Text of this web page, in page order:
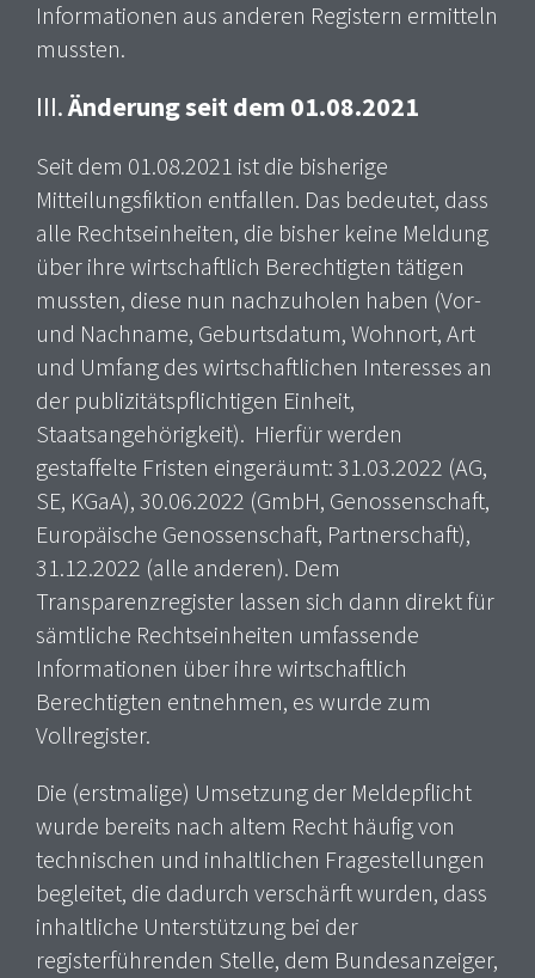
Informationen aus anderen Registern ermitteln
mussten.
III.Änderung seit dem 01.08.2021
Seit dem 01.08.2021 ist die bisherige
Mitteilungsfiktion entfallen. Das bedeutet, dass
alle Rechtseinheiten, die bisher keine Meldung
über ihre wirtschaftlich Berechtigten tätigen
mussten, diese nun nachzuholen haben (Vor-
und Nachname, Geburtsdatum, Wohnort, Art
und Umfang des wirtschaftlichen Interesses an
der publizitätspflichtigen Einheit,
Staatsangehörigkeit). Hierfür werden
gestaffelte Fristen eingeräumt: 31.03.2022 (AG,
SE, KGaA), 30.06.2022 (GmbH, Genossenschaft,
Europäische Genossenschaft, Partnerschaft),
31.12.2022 (alle anderen). Dem
Transparenzregister lassen sich dann direkt für
sämtliche Rechtseinheiten umfassende
Informationen über ihre wirtschaftlich
Berechtigten entnehmen, es wurde zum
Vollregister.
Die (erstmalige) Umsetzung der Meldepflicht
wurde bereits nach altem Recht häufig von
technischen und inhaltlichen Fragestellungen
begleitet, die dadurch verschärft wurden, dass
inhaltliche Unterstützung bei der
registerführenden Stelle, dem Bundesanzeiger,